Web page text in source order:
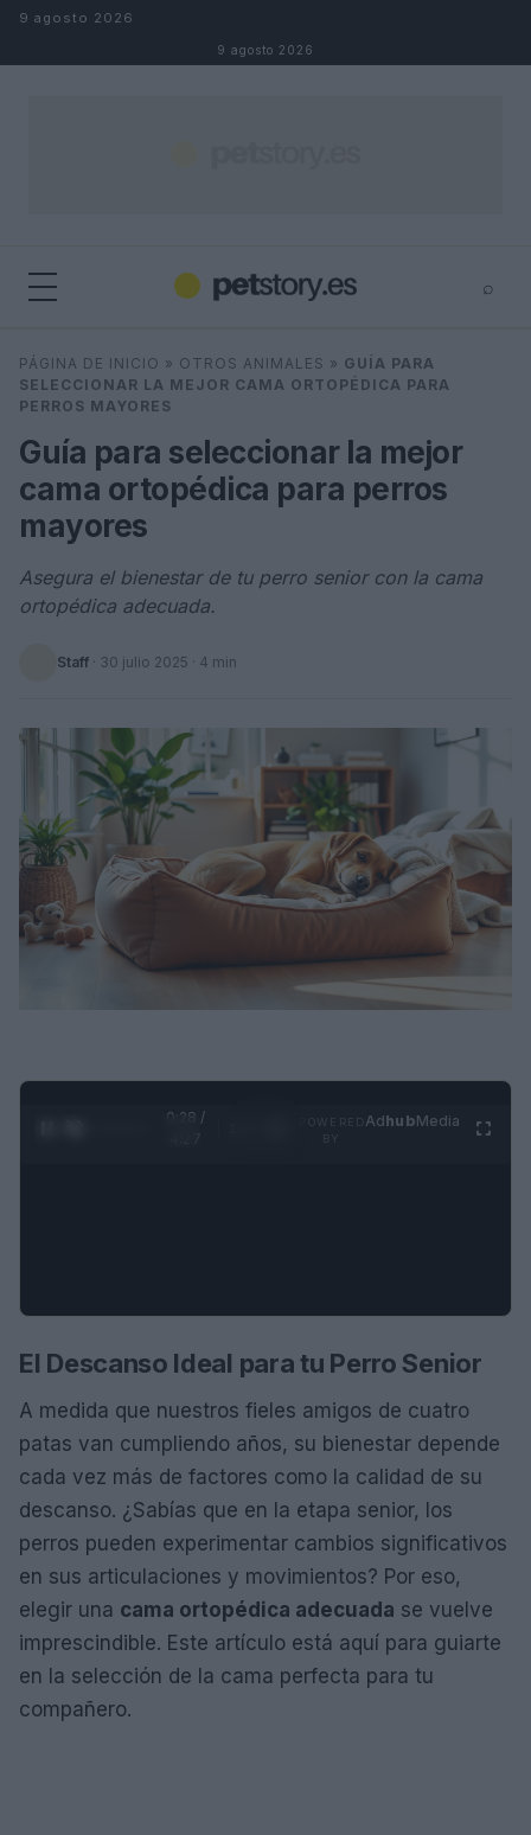
Saltar al contenido
9 agosto 2026
9 agosto 2026
⌕
Buscar
PÁGINA DE INICIO » OTROS ANIMALES » GUÍA PARA
SELECCIONAR LA MEJOR CAMA ORTOPÉDICA PARA
PERROS MAYORES
Guía para seleccionar la mejor
cama ortopédica para perros
mayores
Asegura el bienestar de tu perro senior con la cama
ortopédica adecuada.
Staff · 30 julio 2025 · 4 min
0:29 /
AdhubMedia
El Descanso Ideal para tu Perro Senior
A medida que nuestros fieles amigos de cuatro
patas van cumpliendo años, su bienestar depende
cada vez más de factores como la calidad de su
descanso. ¿Sabías que en la etapa senior, los
perros pueden experimentar cambios significativos
en sus articulaciones y movimientos? Por eso,
elegir una cama ortopédica adecuada se vuelve
imprescindible. Este artículo está aquí para guiarte
en la selección de la cama perfecta para tu
compañero.